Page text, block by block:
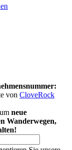
von CloveRock
neue
Wanderwegen,